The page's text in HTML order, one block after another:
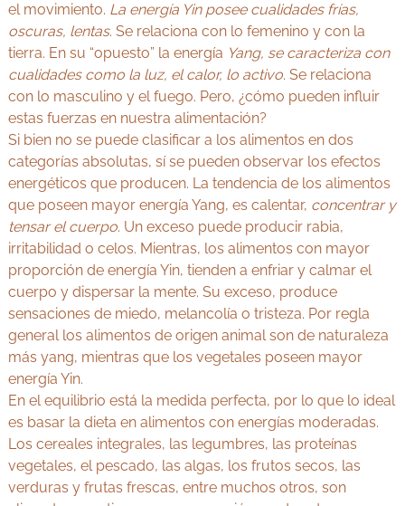
el movimiento. La energía Yin posee cualidades frías,
oscuras, lentas. Se relaciona con lo femenino y con la
tierra. En su “opuesto” la energía Yang, se caracteriza con
cualidades como la luz, el calor, lo activo. Se relaciona
con lo masculino y el fuego. Pero, ¿cómo pueden influir
estas fuerzas en nuestra alimentación?
Si bien no se puede clasificar a los alimentos en dos
categorías absolutas, sí se pueden observar los efectos
energéticos que producen. La tendencia de los alimentos
que poseen mayor energía Yang, es calentar, concentrar y
tensar el cuerpo. Un exceso puede producir rabia,
irritabilidad o celos. Mientras, los alimentos con mayor
proporción de energía Yin, tienden a enfriar y calmar el
cuerpo y dispersar la mente. Su exceso, produce
sensaciones de miedo, melancolía o tristeza. Por regla
general los alimentos de origen animal son de naturaleza
más yang, mientras que los vegetales poseen mayor
energía Yin.
En el equilibrio está la medida perfecta, por lo que lo ideal
es basar la dieta en alimentos con energías moderadas.
Los cereales integrales, las legumbres, las proteínas
vegetales, el pescado, las algas, los frutos secos, las
verduras y frutas frescas, entre muchos otros, son